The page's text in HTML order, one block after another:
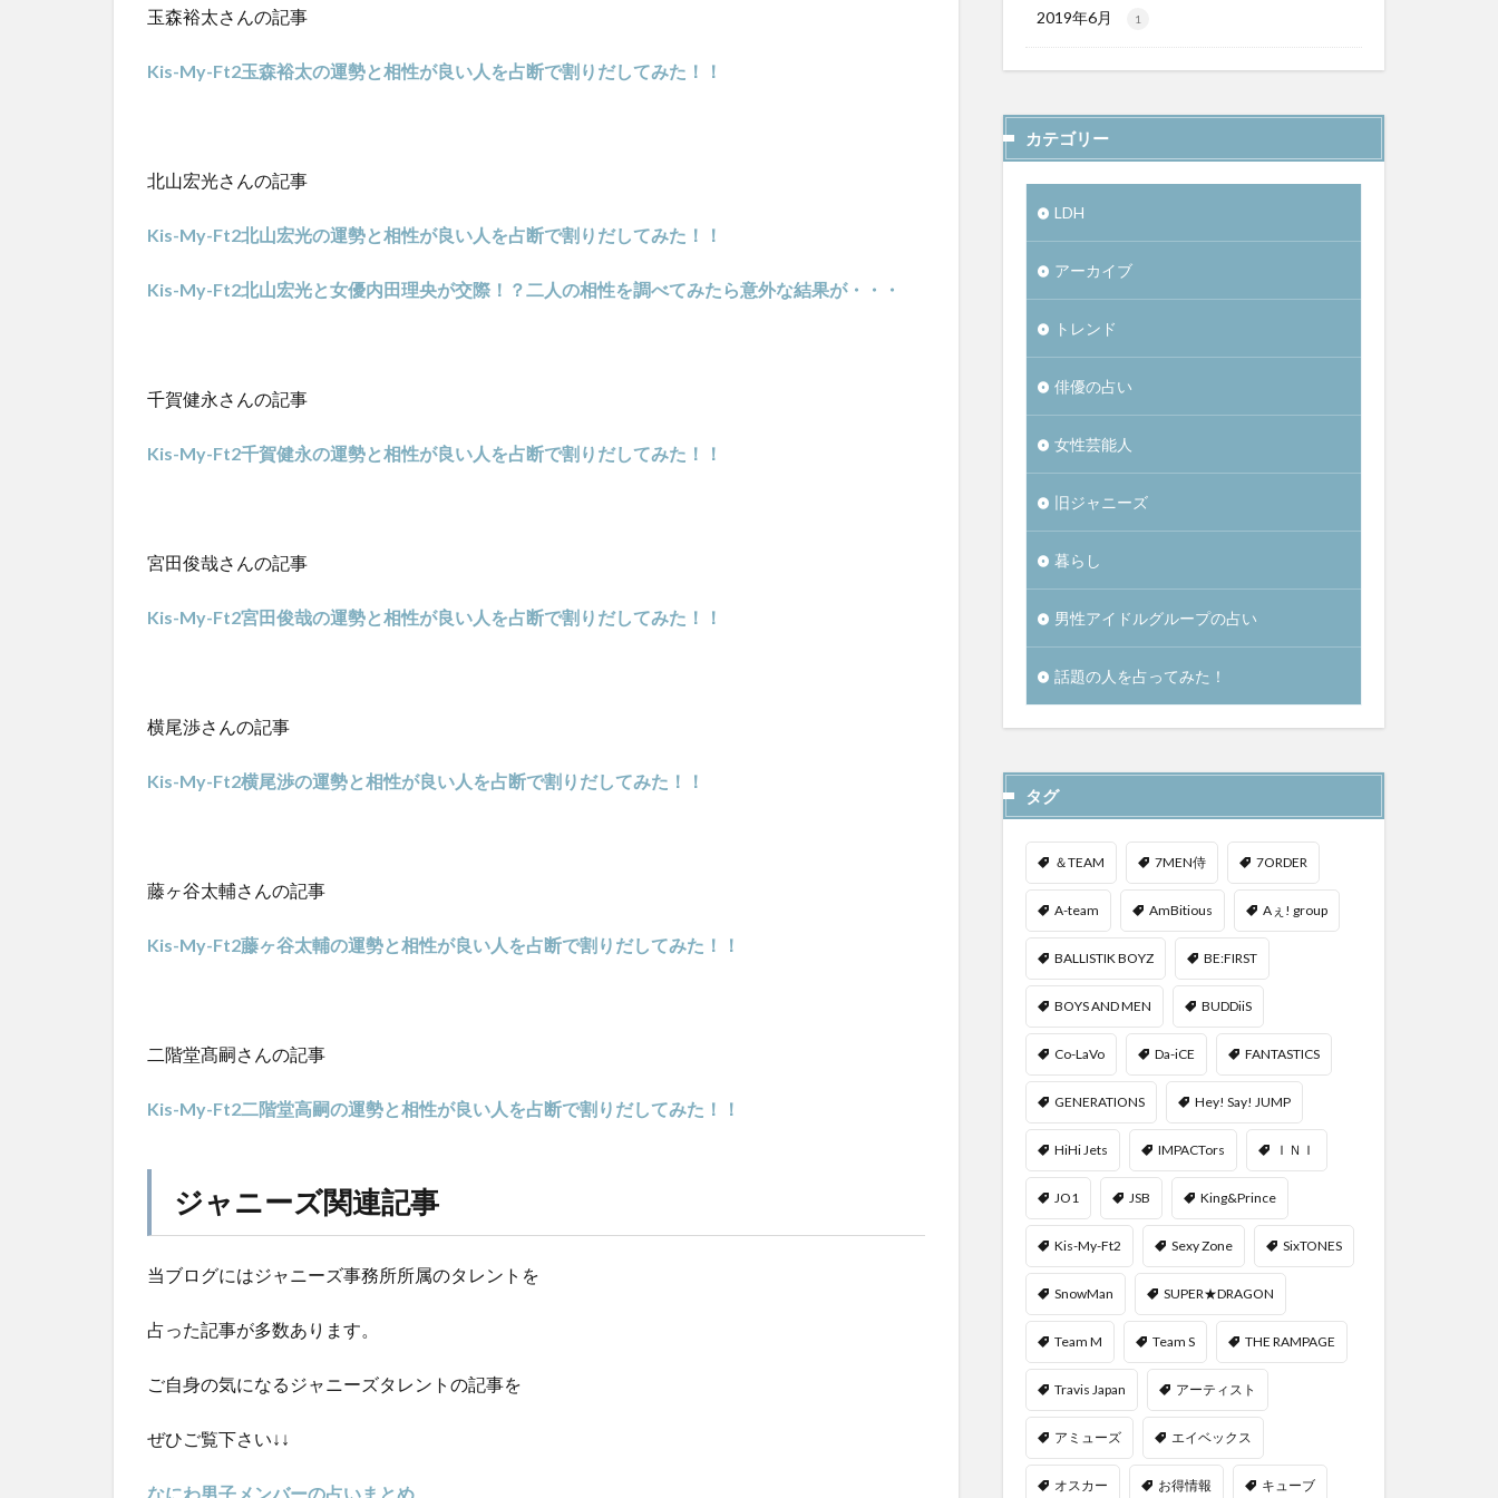
玉森裕太さんの記事
Kis-My-Ft2玉森裕太の運勢と相性が良い人を占断で割りだしてみた！！
北山宏光さんの記事
Kis-My-Ft2北山宏光の運勢と相性が良い人を占断で割りだしてみた！！
Kis-My-Ft2北山宏光と女優内田理央が交際！？二人の相性を調べてみたら意外な結果が・・・
千賀健永さんの記事
Kis-My-Ft2千賀健永の運勢と相性が良い人を占断で割りだしてみた！！
宮田俊哉さんの記事
Kis-My-Ft2宮田俊哉の運勢と相性が良い人を占断で割りだしてみた！！
横尾渉さんの記事
Kis-My-Ft2横尾渉の運勢と相性が良い人を占断で割りだしてみた！！
藤ヶ谷太輔さんの記事
Kis-My-Ft2藤ヶ谷太輔の運勢と相性が良い人を占断で割りだしてみた！！
二階堂髙嗣さんの記事
Kis-My-Ft2二階堂高嗣の運勢と相性が良い人を占断で割りだしてみた！！
ジャニーズ関連記事
当ブログにはジャニーズ事務所所属のタレントを
占った記事が多数あります。
ご自身の気になるジャニーズタレントの記事を
ぜひご覧下さい↓↓
なにわ男子メンバーの占いまとめ
2019年6月 1
カテゴリー
LDH
アーカイブ
トレンド
俳優の占い
女性芸能人
旧ジャニーズ
暮らし
男性アイドルグループの占い
話題の人を占ってみた！
タグ
＆TEAM 7MEN侍 7ORDER
A-team AmBitious Aぇ! group
BALLISTIK BOYZ BE:FIRST
BOYS AND MEN BUDDiiS
Co-LaVo Da-iCE FANTASTICS
GENERATIONS Hey! Say! JUMP
HiHi Jets IMPACTors ＩＮＩ
JO1 JSB King&Prince
Kis-My-Ft2 Sexy Zone SixTONES
SnowMan SUPER★DRAGON
Team M Team S THE RAMPAGE
Travis Japan アーティスト
アミューズ エイベックス
オスカー お得情報 キューブ